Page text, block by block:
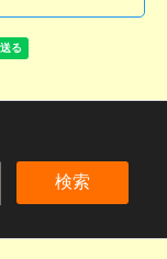
検索